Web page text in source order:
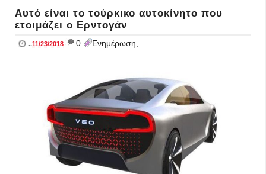
Αυτό είναι το τούρκικο αυτοκίνητο που
ετοιμάζει ο Ερντογάν
..11/23/2018 _ 0 Ενημέρωση,